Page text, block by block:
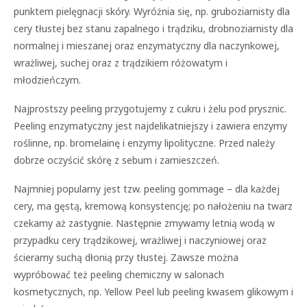
punktem pielęgnacji skóry. Wyróżnia się, np. gruboziarnisty dla
cery tłustej bez stanu zapalnego i trądziku, drobnoziarnisty dla
normalnej i mieszanej oraz enzymatyczny dla naczynkowej,
wrażliwej, suchej oraz z trądzikiem różowatym i
młodzieńczym.
Najprostszy peeling przygotujemy z cukru i żelu pod prysznic.
Peeling enzymatyczny jest najdelikatniejszy i zawiera enzymy
roślinne, np. bromelainę i enzymy lipolityczne. Przed należy
dobrze oczyścić skórę z sebum i zamieszczeń.
Najmniej popularny jest tzw. peeling gommage – dla każdej
cery, ma gęstą, kremową konsystencję; po nałożeniu na twarz
czekamy aż zastygnie. Następnie zmywamy letnią wodą w
przypadku cery trądzikowej, wrażliwej i naczyniowej oraz
ścieramy suchą dłonią przy tłustej. Zawsze można
wypróbować też peeling chemiczny w salonach
kosmetycznych, np. Yellow Peel lub peeling kwasem glikowym i